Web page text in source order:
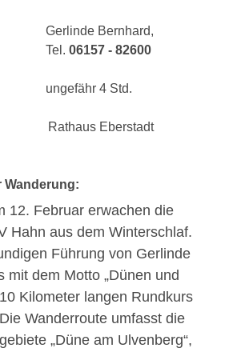
Bernhard,
Tel. 06157 - 82600
4 Std.
Rathaus Eberstadt
Wanderung:
12. Februar erwachen die
Hahn aus dem Winterschlaf.
Führung von Gerlinde
mit dem Motto „Dünen und
Kilometer langen Rundkurs
Wanderroute umfasst die
„Düne am Ulvenberg“,